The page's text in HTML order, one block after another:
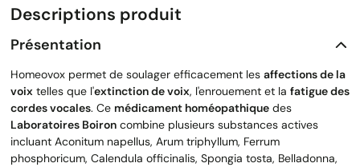
Descriptions produit
Présentation
Homeovox permet de soulager efficacement les affections de la
voix telles que l'extinction de voix, l'enrouement et la fatigue des
cordes vocales. Ce médicament homéopathique des
Laboratoires Boiron combine plusieurs substances actives
incluant Aconitum napellus, Arum triphyllum, Ferrum
phosphoricum, Calendula officinalis, Spongia tosta, Belladonna,